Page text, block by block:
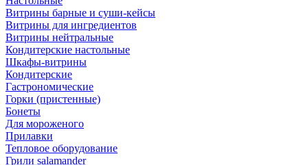
Витрины барные и суши-кейсы
Витрины для ингредиентов
Витрины нейтральные
Кондитерские настольные
Шкафы-витрины
Кондитерские
Гастрономические
Горки (пристенные)
Бонеты
Для мороженого
Прилавки
Тепловое оборудование
Грили salamander